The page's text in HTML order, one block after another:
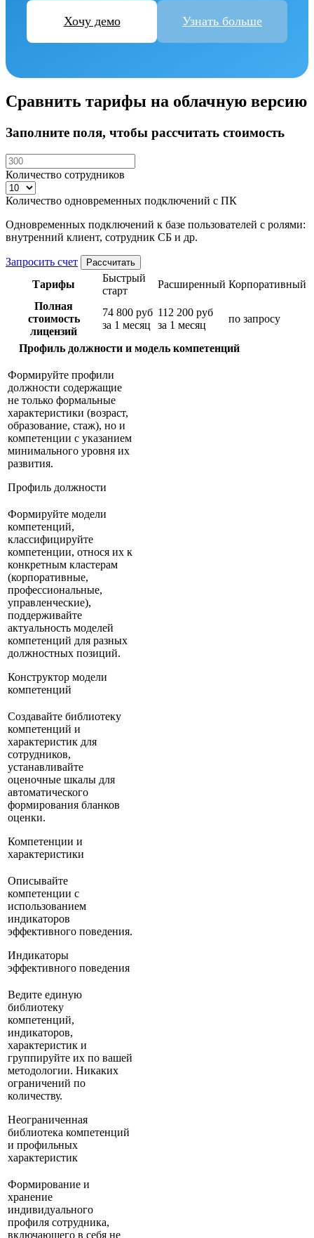
Хочу демо Узнать больше
Сравнить тарифы на облачную версию
Заполните поля, чтобы рассчитать стоимость
Количество сотрудников
Количество одновременных подключений с ПК
Одновременных подключений к базе пользователей с ролями:
внутренний клиент, сотрудник СБ и др.
Запросить счет Рассчитать
Тарифы
Быстрый
старт
Расширенный Корпоративный
Полная
стоимость
лицензий
74 800 руб
за 1 месяц
112 200 руб
за 1 месяц
по запросу
Профиль должности и модель компетенций
Формируйте профили
должности содержащие
не только формальные
характеристики (возраст,
образование, стаж), но и
компетенции с указанием
минимального уровня их
развития.
Профиль должности
Формируйте модели
компетенций,
классифицируйте
компетенции, относя их к
конкретным кластерам
(корпоративные,
профессиональные,
управленческие),
поддерживайте
актуальность моделей
компетенций для разных
должностных позиций.
Конструктор модели
компетенций
Создавайте библиотеку
компетенций и
характеристик для
сотрудников,
устанавливайте
оценочные шкалы для
автоматического
формирования бланков
оценки.
Компетенции и
характеристики
Описывайте
компетенции с
использованием
индикаторов
эффективного поведения.
Индикаторы
эффективного поведения
Ведите единую
библиотеку
компетенций,
индикаторов,
характеристик и
группируйте их по вашей
методологии. Никаких
ограничений по
количеству.
Неограниченная
библиотека компетенций
и профильных
характеристик
Формирование и
хранение
индивидуального
профиля сотрудника,
включающего в себя не